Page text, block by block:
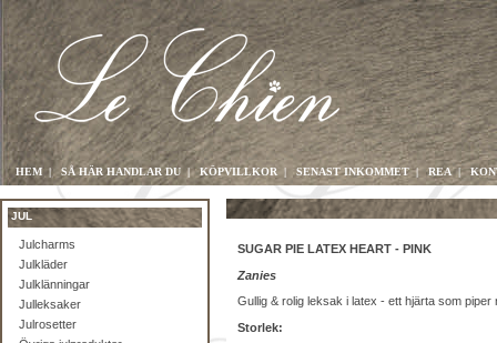
HEM | SÅ HÄR HANDLAR DU |KÖPVILLKOR | SENAST INKOMMET|REA|
JUL
Julcharms
Julkläder
Julklänningar
Julleksaker
Julrosetter
SUGAR PIE LATEX HEART - PINK
Zanies
Gullig & rolig leksak i latex - ett hjärta som piper
Storlek: